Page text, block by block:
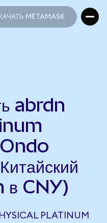
METAMASK
abrdn
в CNY)
PLATINUM